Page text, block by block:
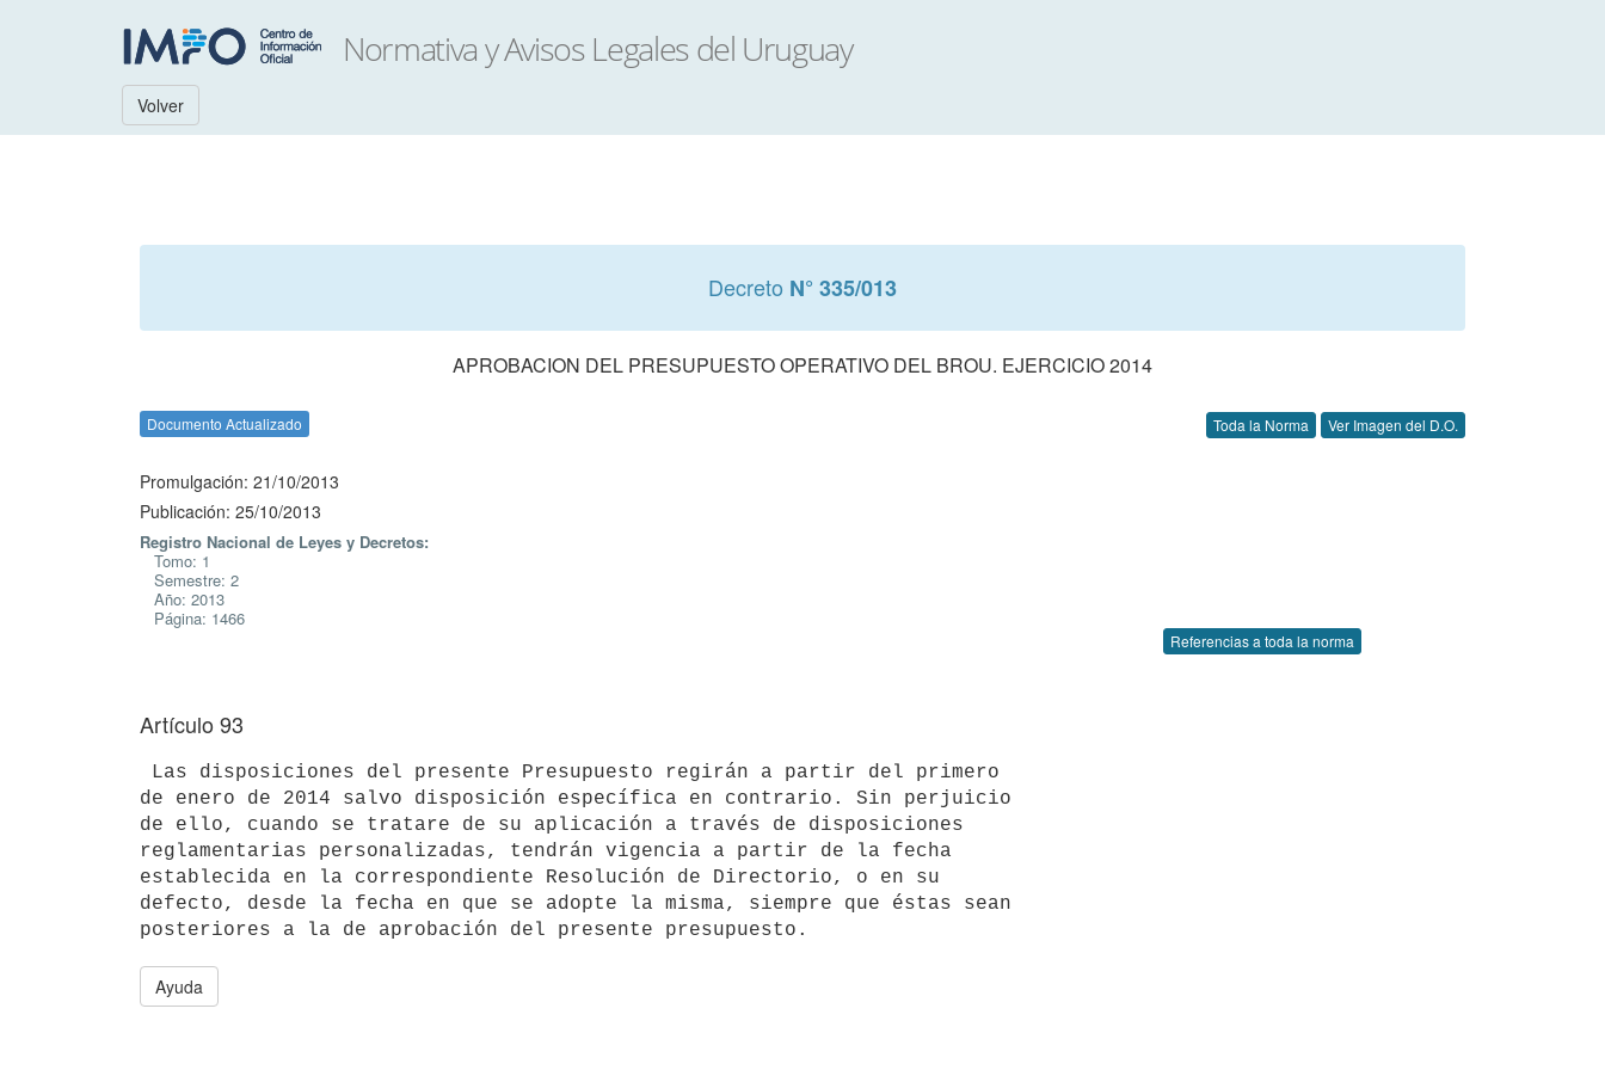
Volver
Decreto N° 335/013
APROBACION DEL PRESUPUESTO OPERATIVO DEL BROU. EJERCICIO 2014
Documento Actualizado Toda la Norma Ver Imagen del D.O.
Promulgación: 21/10/2013
Publicación: 25/10/2013
Registro Nacional de Leyes y Decretos:
Tomo: 1
Semestre: 2
Año: 2013
Página: 1466
Referencias a toda la norma
Artículo 93
de enero de 2014 salvo disposición específica en contrario. Sin perjuicio
de ello, cuando se tratare de su aplicación a través de disposiciones
reglamentarias personalizadas, tendrán vigencia a partir de la fecha
establecida en la correspondiente Resolución de Directorio, o en su
defecto, desde la fecha en que se adopte la misma, siempre que éstas sean
Ayuda